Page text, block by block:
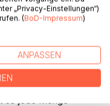
TIER Tobias
und
aus seiner
Grundprinzipien,
Elevator Pitch
sofort auf sein
„Privacy-Einstellungen“)
(BoD-Impressum)
ANPASSEN